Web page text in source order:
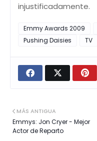
injustificadamente.
Emmy Awards 2009
Pushing Daisies
TV
MÁS ANTIGUA
Emmys: Jon Cryer - Mejor
Actor de Reparto